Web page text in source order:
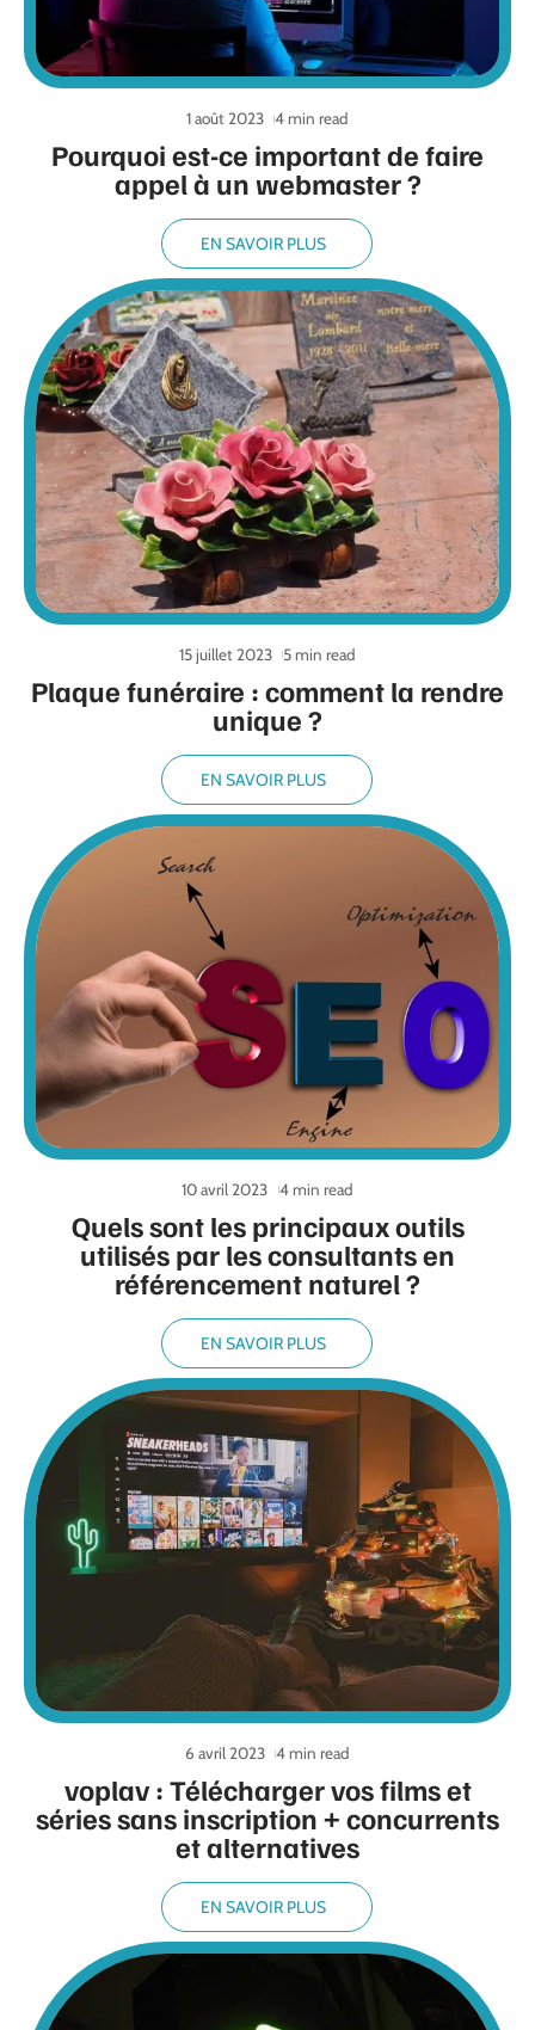
Pourquoi est-ce important de faire
appel à un webmaster ?
1 août 2023 4 min read
EN SAVOIR PLUS
Plaque funéraire : comment la rendre
unique ?
15 juillet 2023 5 min read
EN SAVOIR PLUS
Quels sont les principaux outils
utilisés par les consultants en
référencement naturel ?
10 avril 2023 4 min read
EN SAVOIR PLUS
voplav : Télécharger vos films et
séries sans inscription + concurrents
et alternatives
6 avril 2023 4 min read
EN SAVOIR PLUS